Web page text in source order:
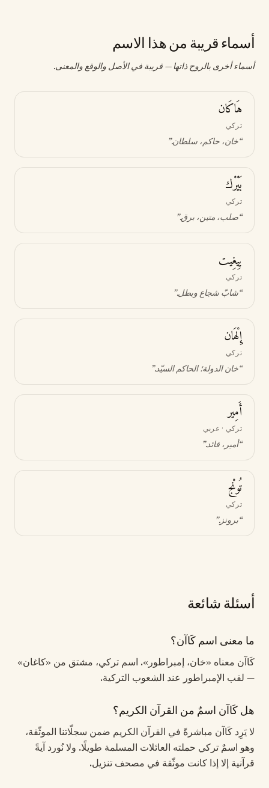
أسماء قريبة من هذا الاسم
أسماء أخرى بالروح ذاتها — قريبة في الأصل والوقع والمعنى.
هَاكَان
تركي
“خان، حاكم، سلطان.”
بَيْرْك
تركي
“صلب، متين، برق.”
يِيغِيت
تركي
“شابّ شجاع وبطل.”
إِلْهَان
تركي
“خان الدولة؛ الحاكم السيّد.”
أَمِير
تركي · عربي
“أمير، قائد.”
تُونْج
تركي
“برونز.”
أسئلة شائعة
ما معنى اسم كَاآن؟
كَاآن معناه «خان، إمبراطور». اسم تركي، مشتق من «كاغان»
— لقب الإمبراطور عند الشعوب التركية.
هل كَاآن اسمٌ من القرآن الكريم؟
لا يَرِد كَاآن مباشرةً في القرآن الكريم ضمن سجلّاتنا الموثّقة،
وهو اسمٌ تركي حملته العائلات المسلمة طويلًا. ولا نُورد آيةً
قرآنية إلا إذا كانت موثّقة في مصحف تنزيل.